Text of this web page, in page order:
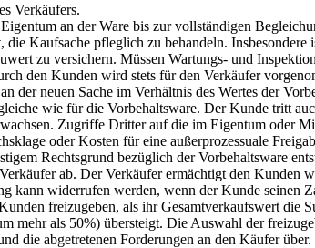
Verkäufers.
an der Ware bis zur vollständigen
Kaufsache pfleglich zu behandeln.
zu versichern. Müssen Wartungs- und
den Kunden wird stets für den Verkäufer
der neuen Sache im Verhältnis des Wertes der
wie für die Vorbehaltsware. Der Kunde tritt
Zugriffe Dritter auf die im Eigentum oder
oder Kosten für eine außerprozessuale
Rechtsgrund bezüglich der Vorbehaltsware
ab. Der Verkäufer ermächtigt den Kunden
kann widerrufen werden, wenn der Kunde
freizugeben, als ihr Gesamtverkaufswert die
mehr als 50%) übersteigt. Die Auswahl der
die abgetretenen Forderungen an den Käufer